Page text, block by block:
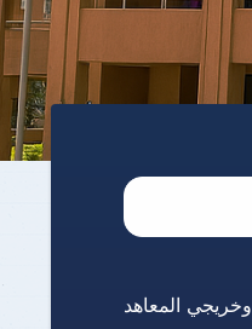
وخريجي المعاهد